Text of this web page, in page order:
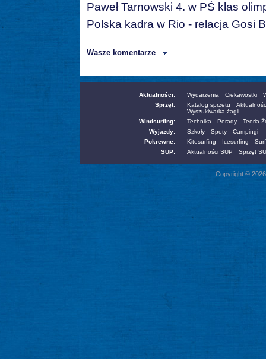
Paweł Tarnowski 4. w PŚ klas
Polska kadra w Rio - relacja Gosi
Wasze komentarze
Aktualności: Wydarzenia Ciekawostki
Sprzęt:
Katalog sprzetu
Wyszukiwarka żagli
Windsurfing:
Technika Porady
Teoria
Wyjazdy:
Szkoły Spoty
Campingi
Pokrewne:
Kitesurfing Icesurfing
SUP:
Aktualności SUP Sprzęt
Copyright ©